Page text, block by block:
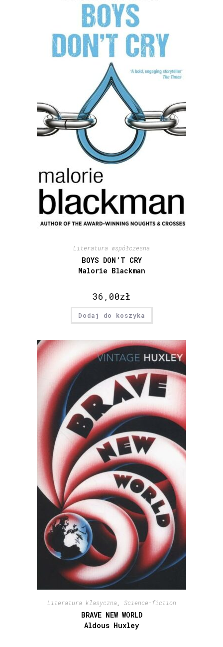
Literatura współczesna
BOYS DON’T CRY
Malorie Blackman
36,00zł
Dodaj do koszyka
Literatura klasyczna Science-fiction
BRAVE NEW WORLD
Aldous Huxley